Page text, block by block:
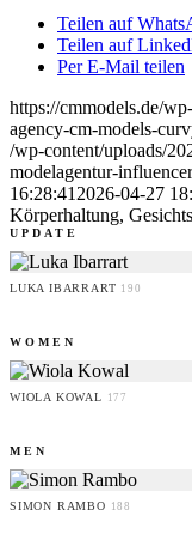
Teilen auf
Teilen auf
Per E-Mail teilen
https://cmmodels.de/
agency-cm-models-
/wp-content/uploads/
modelagentur-
16:28:41 2026-04-27
Körperhaltung,
UPDATE
LUKA IBARRART 190
WOMEN
WIOLA KOWAL 177
MEN
SIMON RAMBO 188